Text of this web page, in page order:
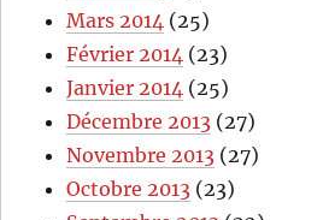
Mars 2014 (25)
Février 2014 (23)
Janvier 2014 (25)
Décembre 2013 (27)
Novembre 2013 (27)
Octobre 2013 (23)